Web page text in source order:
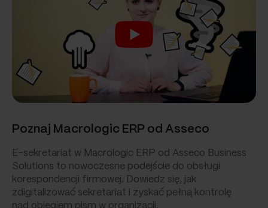
Poznaj Macrologic ERP od Asseco
E-sekretariat w Macrologic ERP od Asseco Business
Solutions to nowoczesne podejście do obsługi
korespondencji firmowej. Dowiedz się, jak
zdigitalizować sekretariat i zyskać pełną kontrolę
nad obiegiem pism w organizacji.